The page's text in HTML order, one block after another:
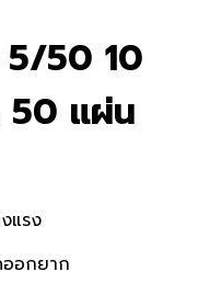
50 10
50 แผ่น
แรง
อกยาก